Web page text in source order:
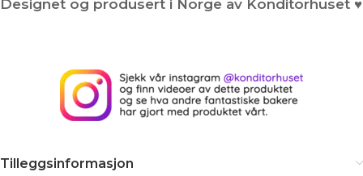
Designet og produsert i Norge av Konditorhuset ♥
Tilleggsinformasjon